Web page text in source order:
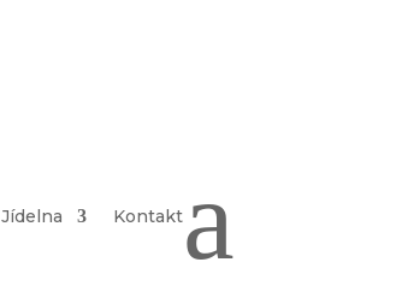
Jídelna Kontakta